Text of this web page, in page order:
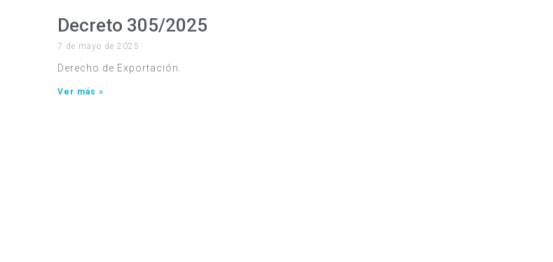
Decreto 305/2025
7 de mayo de 2025
Derecho de Exportación.
Ver más »